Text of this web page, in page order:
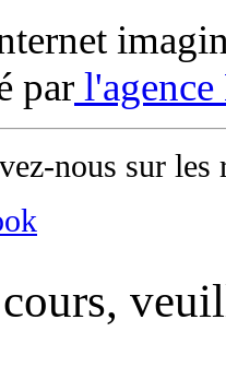
par
nous sur les